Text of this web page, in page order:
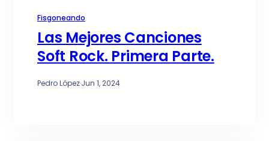
Fisgoneando
Las Mejores Canciones
Soft Rock. Primera Parte.
Pedro López·Jun 1, 2024